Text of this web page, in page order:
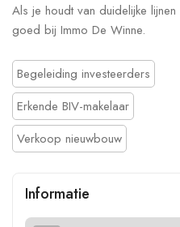
Als je houdt van duidelijke
goed bij Immo De Winne.
Begeleiding investeerders
Erkende BIV-makelaar
Verkoop nieuwbouw
Informatie